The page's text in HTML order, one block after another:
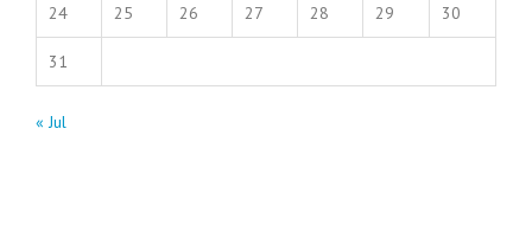
24 25 26 27 28 29 30
31
« Jul